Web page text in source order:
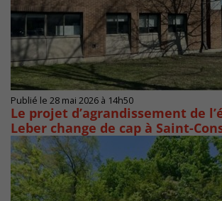
Publié le 28 mai 2026 à 14h50
Le projet d’agrandissement de
Leber change de cap à Saint-